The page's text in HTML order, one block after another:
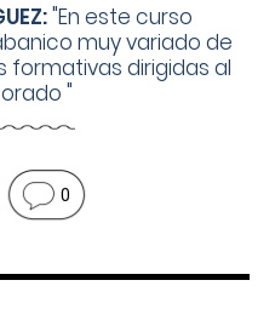
"En este curso
muy variado de
dirigidas al
"
0